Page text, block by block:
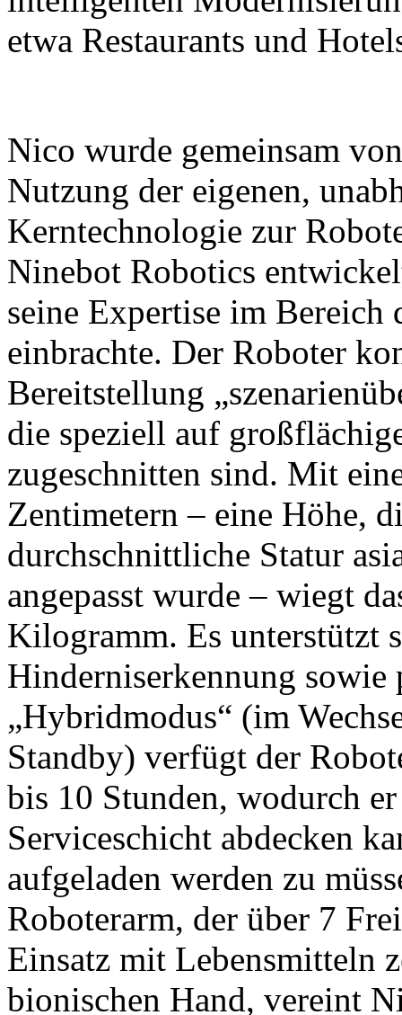
etwa Restaurants und
Nico wurde gemeinsam
Nutzung der eigenen,
Kerntechnologie zur
Ninebot Robotics
seine Expertise im
einbrachte. Der Roboter
Bereitstellung
die speziell auf
zugeschnitten sind. Mit
Zentimetern – eine Höhe,
durchschnittliche Statur
angepasst wurde – wiegt
Kilogramm. Es unterstützt
Hinderniserkennung sowie
„Hybridmodus“ (im
Standby) verfügt der
bis 10 Stunden, wodurch
Serviceschicht abdecken
aufgeladen werden zu
Roboterarm, der über 7
Einsatz mit Lebensmitteln
bionischen Hand, vereint